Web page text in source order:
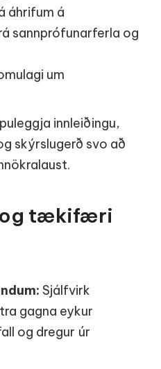
áhrifum á
sannprófunarferla og
um
innleiðingu,
skýrslugerð svo að
og tækifæri
Sjálfvirk
gagna eykur
og dregur úr